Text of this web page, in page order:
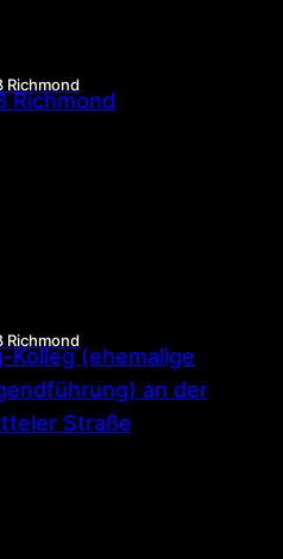
Richmond
Richmond